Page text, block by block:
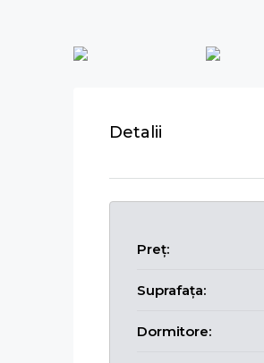
Detalii
Preț:
Suprafața:
Dormitore: